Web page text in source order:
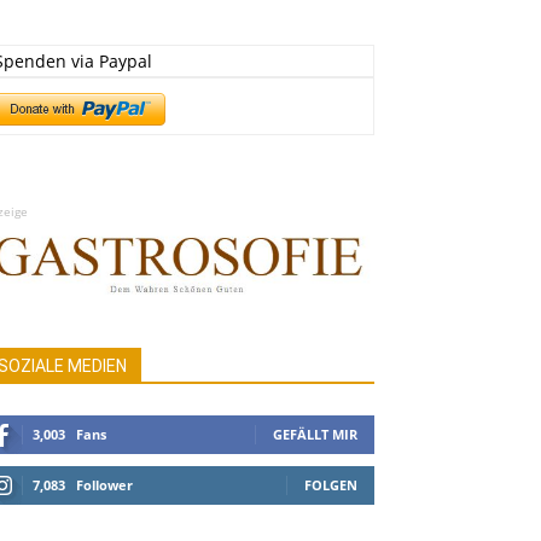
via Paypal
MEDIEN
3,003 Fans GEFÄLLT MIR
7,083 Follower FOLGEN